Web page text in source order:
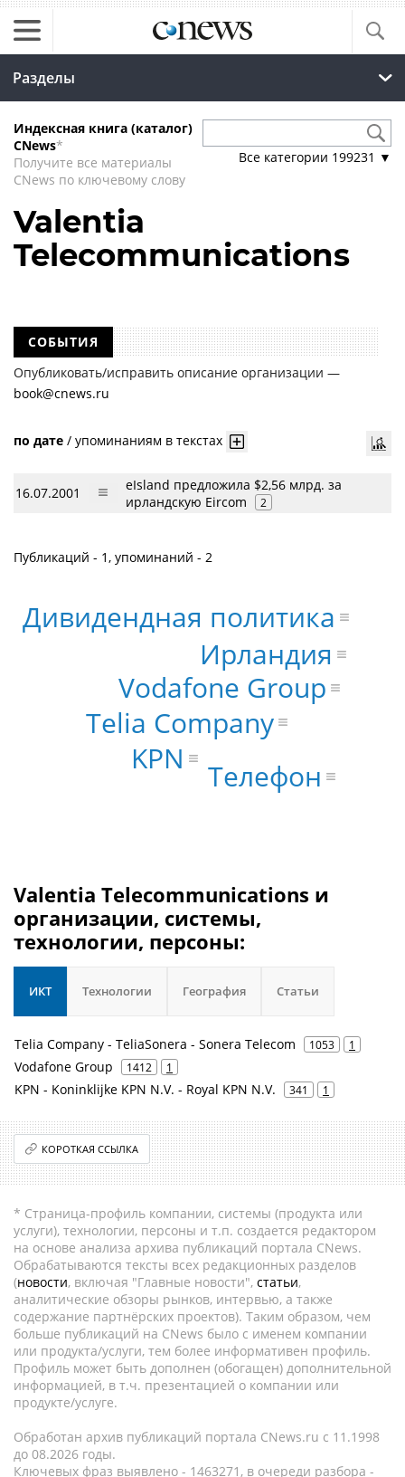
Разделы
Индексная книга (каталог)
CNews*
Получите все материалы
CNews по ключевому слову
Все категории 199231 ▼
Valentia
Telecommunications
СОБЫТИЯ
Опубликовать/исправить описание организации —
book@cnews.ru
по дате / упоминаниям в текстах
16.07.2001
eIsland предложила $2,56 млрд. за
ирландскую Eircom
2
Публикаций - 1, упоминаний - 2
Telia Company
Vodafone Group
KPN
Телефон
Ирландия
Дивидендная политика
Valentia Telecommunications и
организации, системы,
технологии, персоны:
ИКТ Технологии География Статьи
Telia Company - TeliaSonera - Sonera Telecom 1053 1
Vodafone Group 1412 1
KPN - Koninklijke KPN N.V. - Royal KPN N.V. 341 1
КОРОТКАЯ ССЫЛКА
* Страница-профиль компании, системы (продукта или
услуги), технологии, персоны и т.п. создается редактором
на основе анализа архива публикаций портала CNews.
Обрабатываются тексты всех редакционных разделов
(новости, включая "Главные новости", статьи,
аналитические обзоры рынков, интервью, а также
содержание партнёрских проектов). Таким образом, чем
больше публикаций на CNews было с именем компании
или продукта/услуги, тем более информативен профиль.
Профиль может быть дополнен (обогащен) дополнительной
информацией, в т.ч. презентацией о компании или
продукте/услуге.
Обработан архив публикаций портала CNews.ru c 11.1998
до 08.2026 годы.
Ключевых фраз выявлено - 1463271, в очереди разбора -